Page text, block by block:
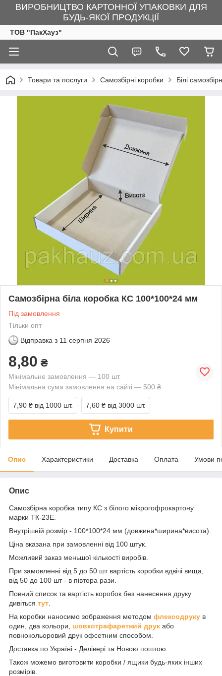
ВИРОБНИЦТВО КАРТОННОЇ УПАКОВКИ ДЛЯ
БУДЬ-ЯКОЇ ПРОДУКЦІЇ
ТОВ "ПакХауз"
Товари та послуги Самозбірні коробки Білі
Самозбірна біла коробка КС 100*100*24 мм
Під замовлення
Тільки опт
Відправка з 11 серпня 2026
8,80 ₴
Мінімальне замовлення — 100 шт.
Мінімальна сума замовлення на сайті — 500 ₴
7,90 ₴ від 1000 шт. 7,60 ₴ від 3000 шт.
Купити
Опис Характеристики Доставка Оплата Умови
Опис
Самозбірна коробка типу КС з білого мікрогофрокартону
марки ТК-23Е.
Внутрішній розмір - 100*100*24 мм (довжина*ширина*висота).
Ціна вказана при замовленні від 100 штук.
Можливий заказ меньшої кількості виробів.
При замовленні від 5 до 50 шт вартість коробки вдвічі вища,
від 50 до 100 шт - в півтора рази.
Повний список та вартість коробок без нанесення друку
дивіться тут
На коробки наносимо зображення методом флексодруку в
один, два кольори, шовкотрафаретний друк або
повнокольоровий друк офсетним способом.
Доставка по Україні - Делівері та Новою поштою.
Також можемо виготовити коробки / ящики будь-яких інших
розмірів.